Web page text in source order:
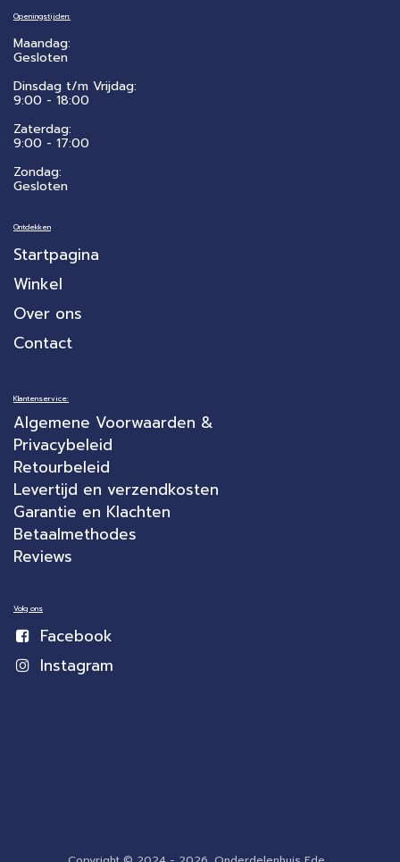
Openingstijden:
Maandag:
Gesloten
Dinsdag t/m Vrijdag:
9:00 - 18:00
Zaterdag:
​9:00 - 17:00
Zondag:
Gesloten
Ontdekken
Startpagina
Winkel
Over ons
Contact
Klantenservice:
Algemene Voorwaarden &
Privacybeleid
Retourbeleid
Levertijd en verzendkosten
Garantie en Klachten
Betaalmethodes
Reviews
Volg ons
Facebook
Instagram